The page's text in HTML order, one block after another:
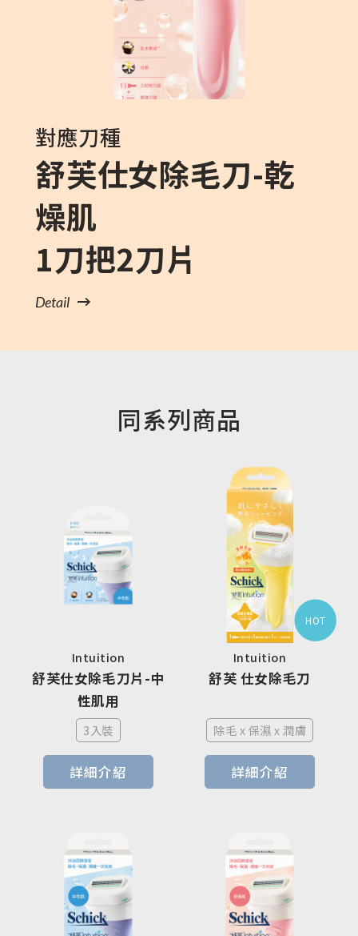
對應刀種
舒芙仕女除毛刀-乾
燥肌
1刀把2刀片
Detail
同系列商品
Intuition
舒芙仕女除毛刀片-中
性肌用
3入裝
詳細介紹
Intuition
舒芙 仕女除毛刀
除毛 x 保濕 x 潤膚
詳細介紹
HOT